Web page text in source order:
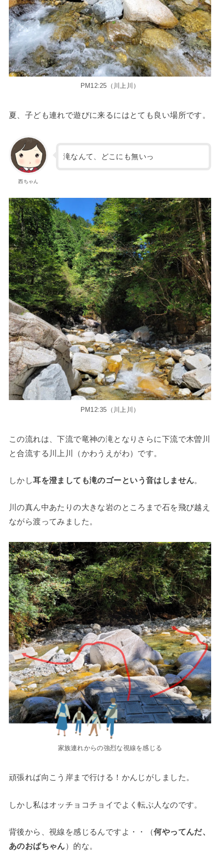
PM12:25（川上川）
夏、子ども連れで遊びに来るにはとても良い場所です。
西ちゃん
滝なんて、どこにも無いっ
PM12:35（川上川）
この流れは、下流で竜神の滝となりさらに下流で木曽川
と合流する川上川（かわうえがわ）です。
しかし耳を澄ましても滝のゴーという音はしません。
川の真ん中あたりの大きな岩のところまで石を飛び越え
ながら渡ってみました。
家族連れからの強烈な視線を感じる
頑張れば向こう岸まで行ける！かんじがしました。
しかし私はオッチョコチョイでよく転ぶ人なのです。
背後から、視線を感じるんですよ・・（何やってんだ、
あのおばちゃん）的な。